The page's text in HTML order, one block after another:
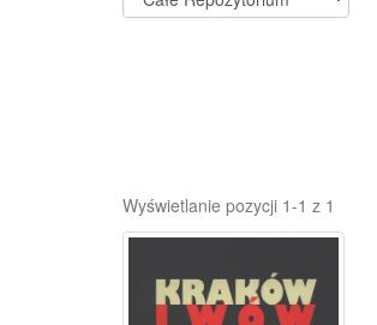
Wyświetlanie pozycji 1-1 z 1